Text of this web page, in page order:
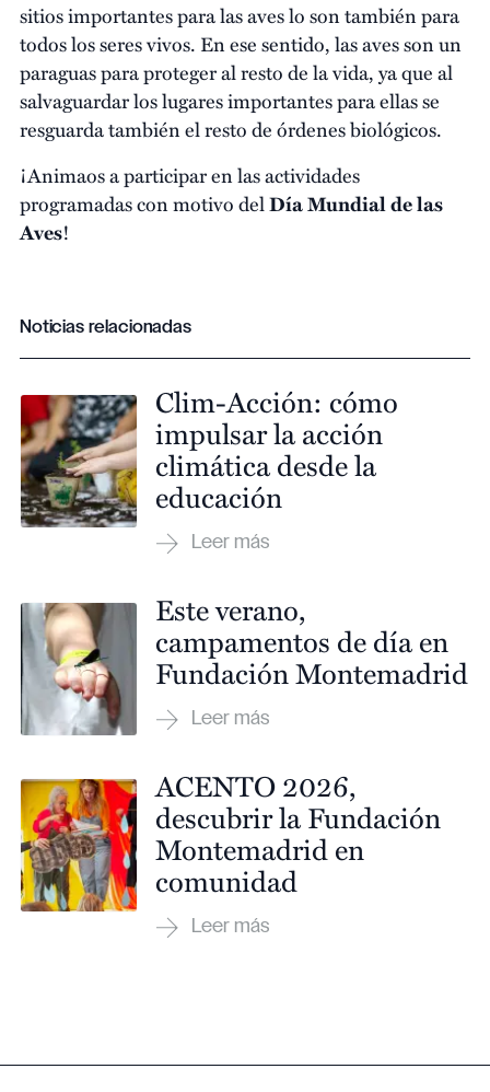
sitios importantes para las aves lo son también para
todos los seres vivos. En ese sentido, las aves son un
paraguas para proteger al resto de la vida, ya que al
salvaguardar los lugares importantes para ellas se
resguarda también el resto de órdenes biológicos.
¡Animaos a participar en las actividades
programadas con motivo delDía Mundial de las
Aves!
Noticias relacionadas
Clim-Acción: cómo
impulsar la acción
climática desde la
educación
Este verano,
campamentos de día en
Fundación Montemadrid
ACENTO 2026,
descubrir la Fundación
Montemadrid en
comunidad